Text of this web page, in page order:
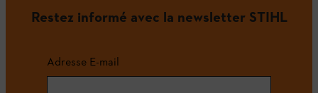
Restez informé avec la newsletter STIHL
Adresse E-mail